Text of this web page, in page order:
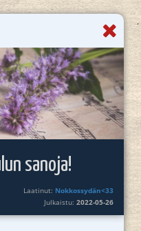
sanoja!
Laatinut: Nokkossydän<33
Julkaistu:2022-05-26